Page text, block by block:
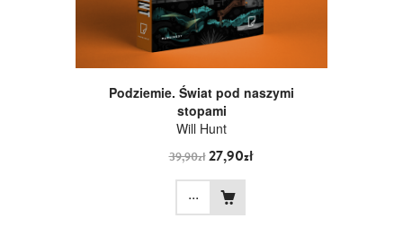
Podziemie. Świat pod naszymi
stopami
Will Hunt
39,90zł27,90zł
...